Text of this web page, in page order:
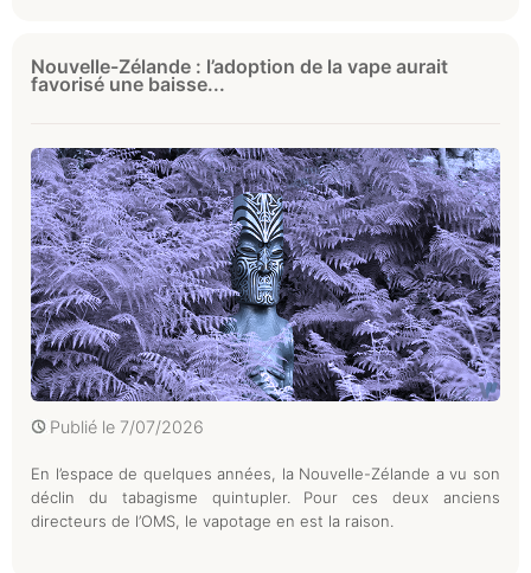
Nouvelle-Zélande : l’adoption de la vape aurait
favorisé une baisse...
Publié le 7/07/2026
En l’espace de quelques années, la Nouvelle-Zélande a vu son
déclin du tabagisme quintupler. Pour ces deux anciens
directeurs de l’OMS, le vapotage en est la raison.